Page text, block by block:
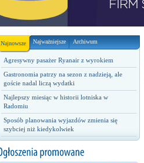
Najnowsze Najważniejsze Archiwum
Agresywny pasażer Ryanair z wyrokiem
Gastronomia patrzy na sezon z nadzieją, ale
goście nadal liczą wydatki
Najlepszy miesiąc w historii lotniska w
Radomiu
Sposób planowania wyjazdów zmienia się
szybciej niż kiedykolwiek